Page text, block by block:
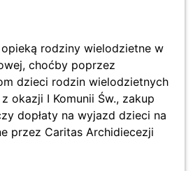
rodziny wielodzietne w
choćby poprzez
dzieci rodzin wielodzietnych
okazji I Komunii Św., zakup
dopłaty na wyjazd dzieci na
przez Caritas Archidiecezji